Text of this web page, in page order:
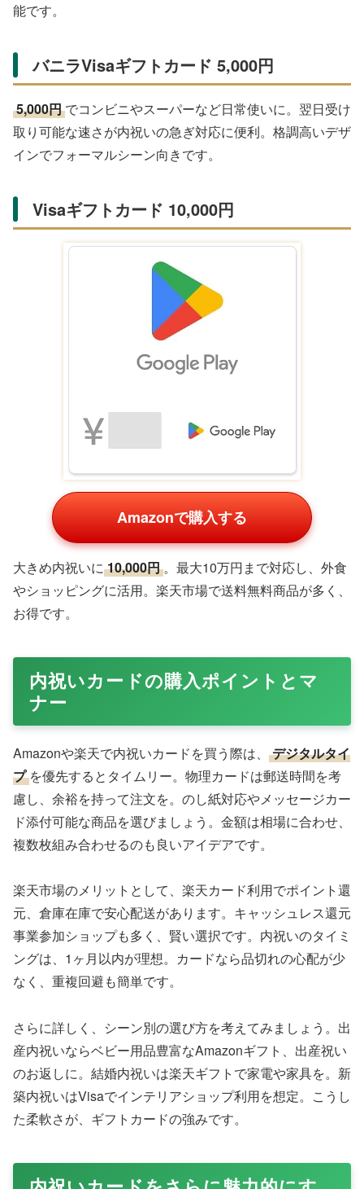
能です。
バニラVisaギフトカード 5,000円
5,000円 でコンビニやスーパーなど日常使いに。翌日受け
取り可能な速さが内祝いの急ぎ対応に便利。格調高いデザ
インでフォーマルシーン向きです。
Visaギフトカード 10,000円
Amazonで購入する
大きめ内祝いに 10,000円 。最大10万円まで対応し、外食
やショッピングに活用。楽天市場で送料無料商品が多く、
お得です。
内祝いカードの購入ポイントとマ
ナー
Amazonや楽天で内祝いカードを買う際は、
デジタルタイ
プ を優先するとタイムリー。物理カードは郵送時間を考
慮し、余裕を持って注文を。のし紙対応やメッセージカー
ド添付可能な商品を選びましょう。金額は相場に合わせ、
複数枚組み合わせるのも良いアイデアです。
楽天市場のメリットとして、楽天カード利用でポイント還
元、倉庫在庫で安心配送があります。キャッシュレス還元
事業参加ショップも多く、賢い選択です。内祝いのタイミ
ングは、1ヶ月以内が理想。カードなら品切れの心配が少
なく、重複回避も簡単です。
さらに詳しく、シーン別の選び方を考えてみましょう。出
産内祝いならベビー用品豊富なAmazonギフト、出産祝い
のお返しに。結婚内祝いは楽天ギフトで家電や家具を。新
築内祝いはVisaでインテリアショップ利用を想定。こうし
た柔軟さが、ギフトカードの強みです。